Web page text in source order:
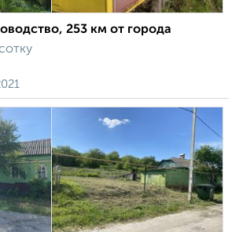
253 км от города